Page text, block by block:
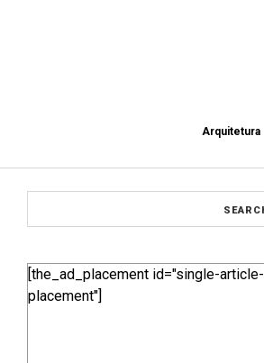
Arquitetura
[the_ad_placement id="single-article-
placement"]